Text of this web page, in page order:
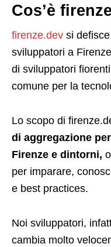
Cos’è
firenze.dev si
sviluppatori a
di sviluppatori
comune per la
Lo scopo di
di aggregazione
Firenze e dintorni,
per imparare,
e best practices.
Noi sviluppatori,
cambia molto